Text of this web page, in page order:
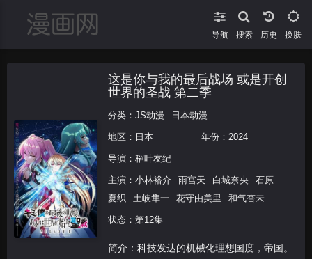
导航 搜索 换肤
这是你与我的最后战场 或是开创
世界的圣战 第二季
分类： JS动漫 日本动漫
地区： 日本 年份： 2024
导演： 稻叶友纪
主演： 小林裕介 雨宫天 白城奈央
石原
夏织
土岐隼一 花守由美里 和气杏未
泽
城美雪
久川绫
幸
子安武人 绿川光 小原好美
置鲇龙太
状态：第12集
简介：科技发达的机械化理想国度，帝国。